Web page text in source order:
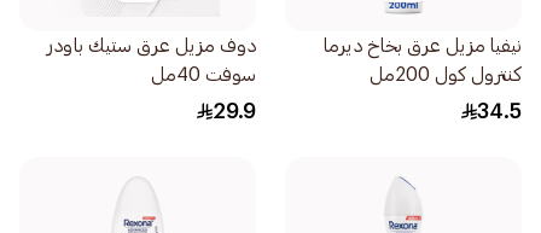
نيفيا مزيل عرق بخاخ ديرما
كنترول كول 200مل
34.5
دوف مزيل عرق ستيك باودر
سوفت 40مل
29.9